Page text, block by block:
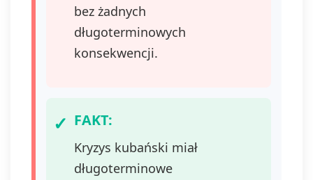
bez żadnych
długoterminowych
konsekwencji.
FAKT:
Kryzys kubański miał
długoterminowe